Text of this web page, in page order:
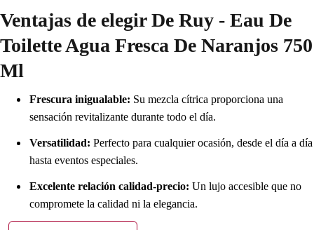
Ventajas de elegir De Ruy - Eau De
Toilette Agua Fresca De Naranjos 750
Ml
Frescura inigualable: Su mezcla cítrica proporciona una
sensación revitalizante durante todo el día.
Versatilidad: Perfecto para cualquier ocasión, desde el día a día
hasta eventos especiales.
Excelente relación calidad-precio: Un lujo accesible que no
compromete la calidad ni la elegancia.